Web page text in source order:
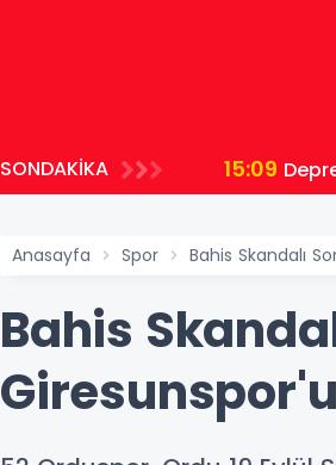
SONDAKİKA 15:09
Anasayfa Spor Bahis Skandalı
Bahis